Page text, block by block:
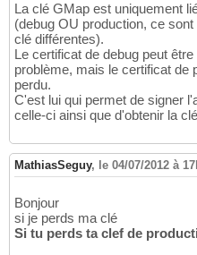
La clé GMap est uniquement
(debug OU production, ce
clé différentes).
Le certificat de debug peut
problème, mais le certificat de
perdu.
C'est lui qui permet de signer
celle-ci ainsi que d'obtenir la
MathiasSeguy, le 04/07/2012 à
Bonjour
si je perds ma clé
Si tu perds ta clef de